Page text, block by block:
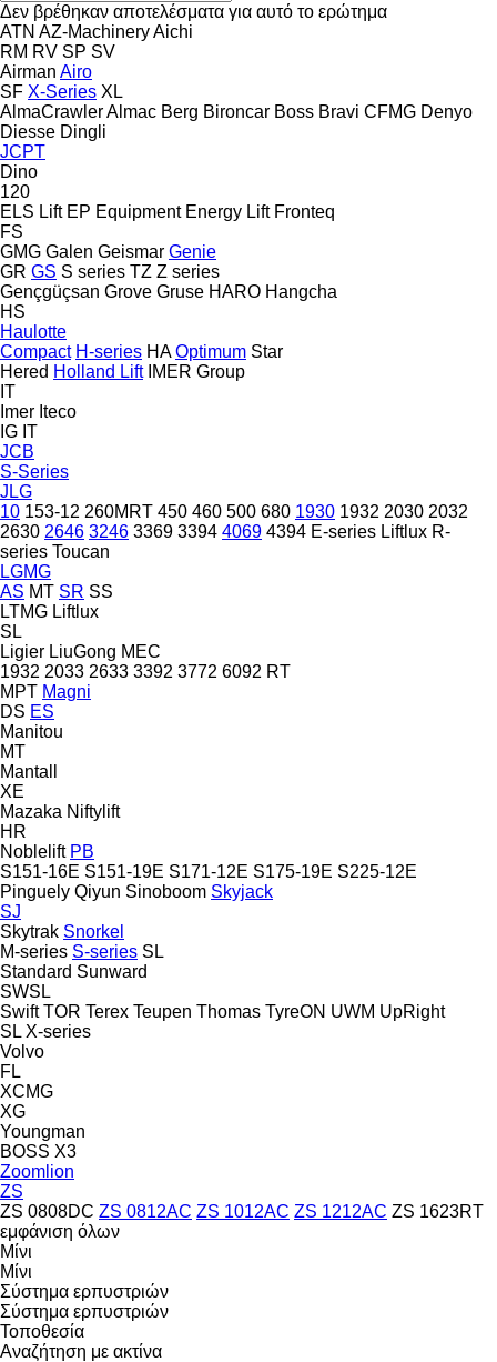
Δεν βρέθηκαν αποτελέσματα για αυτό το ερώτημα
ATN AZ-MachineryAichi
RM RV SP SV
Airman Airo
SF X-Series XL
AlmaCrawlerAlmac Berg Bironcar Boss Bravi CFMG Denyo
Diesse Dingli
JCPT
Dino
120
ELS Lift EP Equipment Energy Lift Fronteq
FS
GMG Galen Geismar Genie
GR GS S series TZ Z series
Gençgüçsan Grove Gruse HARO Hangcha
HS
Haulotte
Compact H-series HA Optimum Star
Hered Holland Lift IMER Group
IT
Imer Iteco
IG IT
JCB
S-Series
JLG
10 153-12 260MRT 450 460 500 680 1930 1932 2030 2032
2630 2646 3246 3369 3394 4069 4394 E-series Liftlux R-
series Toucan
LGMG
AS MT SR SS
LTMG Liftlux
SL
Ligier LiuGong MEC
1932 2033 2633 3392 3772 6092 RT
MPT Magni
DS ES
Manitou
MT
Mantall
XE
Mazaka Niftylift
HR
Noblelift PB
S151-16E S151-19E S171-12E S175-19E S225-12E
Pinguely Qiyun Sinoboom Skyjack
SJ
Skytrak Snorkel
M-series S-series SL
Standard Sunward
SWSL
Swift TOR Terex Teupen Thomas TyreON UWM UpRight
SL X-series
Volvo
FL
XCMG
XG
Youngman
BOSS X3
Zoomlion
ZS
ZS 0808DC ZS 0812AC ZS 1012AC ZS 1212AC ZS 1623RT
εμφάνιση όλων
Μίνι
Μίνι
Σύστημα ερπυστριών
Σύστημα ερπυστριών
Τοποθεσία
Αναζήτηση με ακτίνα